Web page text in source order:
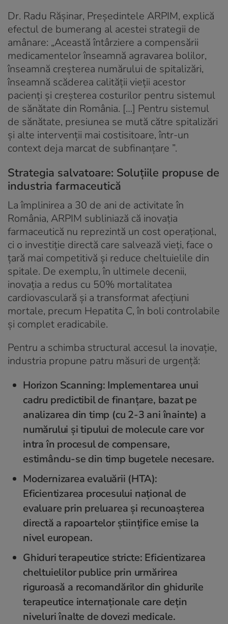
Dr. Radu Rășinar, Președintele ARPIM, explică
efectul de bumerang al acestei strategii de
amânare: „Această întârziere a compensării
medicamentelor înseamnă agravarea bolilor,
înseamnă creșterea numărului de spitalizări,
înseamnă scăderea calității vieții acestor
pacienți și creșterea costurilor pentru sistemul
de sănătate din România. […] Pentru sistemul
de sănătate, presiunea se mută către spitalizări
și alte intervenții mai costisitoare, într-un
context deja marcat de subfinanțare ”.
Strategia salvatoare: Soluțiile propuse de
industria farmaceutică
La împlinirea a 30 de ani de activitate în
România, ARPIM subliniază că inovația
farmaceutică nu reprezintă un cost operațional,
ci o investiție directă care salvează vieți, face o
țară mai competitivă și reduce cheltuielile din
spitale. De exemplu, în ultimele decenii,
inovația a redus cu 50% mortalitatea
cardiovasculară și a transformat afecțiuni
mortale, precum Hepatita C, în boli controlabile
și complet eradicabile.
Pentru a schimba structural accesul la inovație,
industria propune patru măsuri de urgență:
Horizon Scanning: Implementarea unui
cadru predictibil de finanțare, bazat pe
analizarea din timp (cu 2-3 ani înainte) a
numărului și tipului de molecule care vor
intra în procesul de compensare,
estimându-se din timp bugetele necesare.
Modernizarea evaluării (HTA):
Eficientizarea procesului național de
evaluare prin preluarea și recunoașterea
directă a rapoartelor științifice emise la
nivel european.
Ghiduri terapeutice stricte: Eficientizarea
cheltuielilor publice prin urmărirea
riguroasă a recomandărilor din ghidurile
terapeutice internaționale care dețin
niveluri înalte de dovezi medicale.